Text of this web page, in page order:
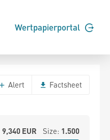
Wertpapierportal
Alert Factsheet
9,340EUR Size: 1.500